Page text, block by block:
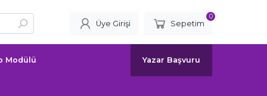
Üye Girişi Sepetim
0
Modülü Yazar Başvuru